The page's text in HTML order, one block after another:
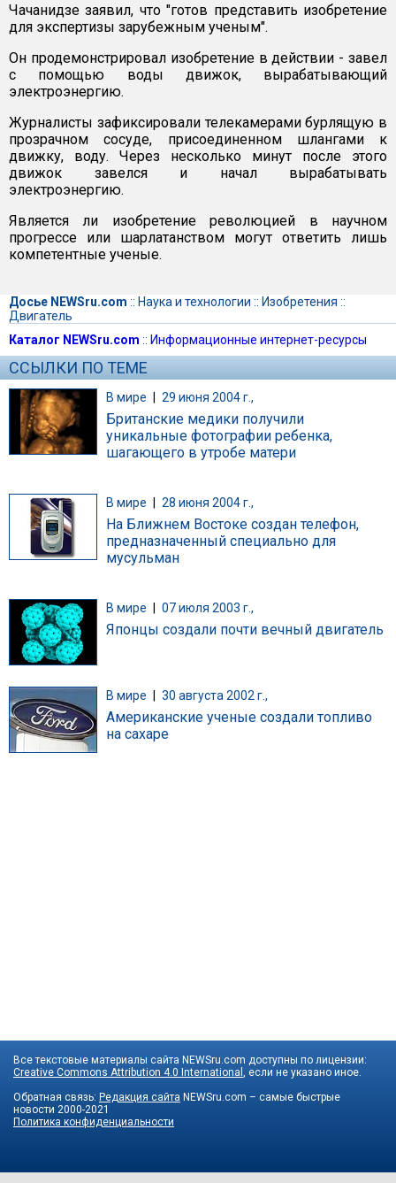
Чачанидзе заявил, что "готов представить изобретение
для экспертизы зарубежным ученым".
Он продемонстрировал изобретение в действии - завел
с помощью воды движок, вырабатывающий
электроэнергию.
Журналисты зафиксировали телекамерами бурлящую в
прозрачном сосуде, присоединенном шлангами к
движку, воду. Через несколько минут после этого
движок завелся и начал вырабатывать
электроэнергию.
Является ли изобретение революцией в научном
прогрессе или шарлатанством могут ответить лишь
компетентные ученые.
Досье NEWSru.com :: Наука и технологии :: Изобретения ::
Двигатель
Каталог NEWSru.com :: Информационные интернет-ресурсы
ССЫЛКИ ПО ТЕМЕ
В мире | 29 июня 2004 г.,
Британские медики получили
уникальные фотографии ребенка,
шагающего в утробе матери
В мире 28 июня 2004 г.,
На Ближнем Востоке создан телефон,
предназначенный специально для
мусульман
В мире 07 июля 2003 г.,
Японцы создали почти вечный двигатель
В мире 30 августа 2002 г.,
Американские ученые создали топливо
на сахаре
Все текстовые материалы сайта NEWSru.com доступны по лицензии:
Creative Commons Attribution 4.0 International , если не указано иное.
Обратная связь: Редакция сайта NEWSru.com – самые быстрые
новости 2000-2021
Политика конфиденциальности